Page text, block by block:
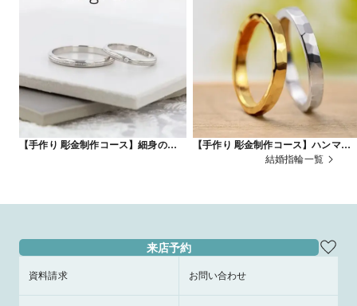
【手作り 彫金制作コース】細身のリン
【手作り 彫金制作コース】ハンマー
結婚指輪一覧
来店予約
資料請求 お問い合わせ